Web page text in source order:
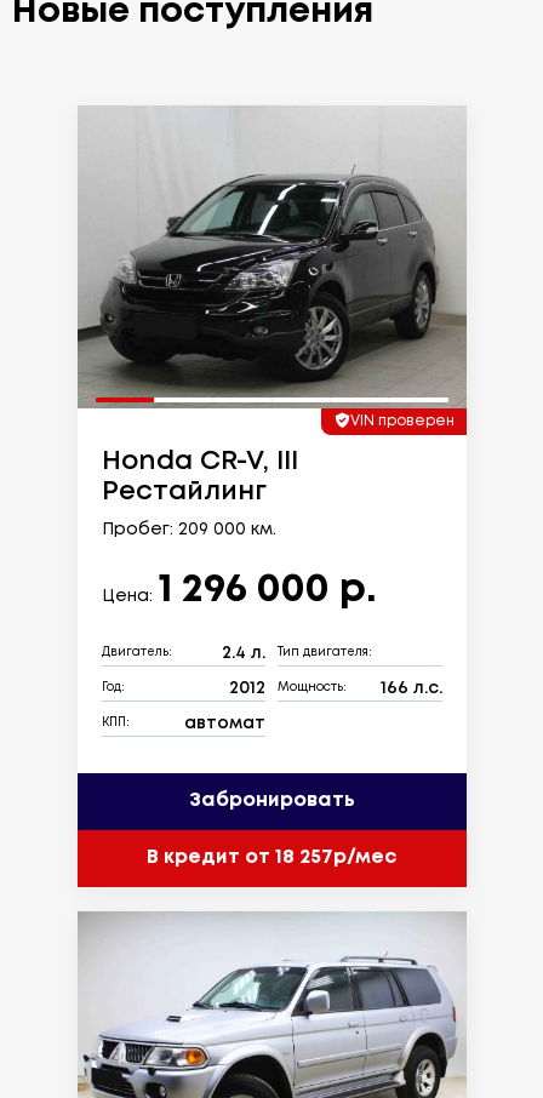
Новые поступления
VIN проверен
Honda CR-V, III
Рестайлинг
Пробег: 209 000 км.
Цена: 1 296 000 р.
Двигатель: 2.4 л. Тип двигателя:
Год: 2012 Мощность: 166 л.с.
КПП: автомат
Забронировать
В кредит от 18 257р/мес